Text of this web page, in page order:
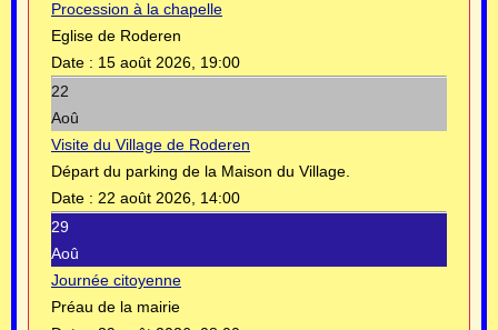
Procession à la chapelle
Eglise de Roderen
Date : 15 août 2026, 19:00
22
Aoû
Visite du Village de Roderen
Départ du parking de la Maison du Village.
Date : 22 août 2026, 14:00
29
Aoû
Journée citoyenne
Préau de la mairie